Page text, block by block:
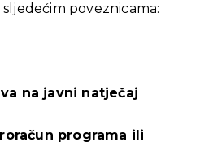
poveznicama:
na javni natječaj
programa ili